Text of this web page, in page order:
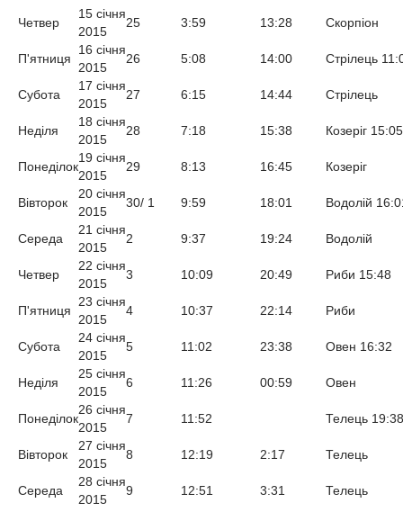
Четвер
15 січня
2015
25 3:59 13:28 Скорпіон
П'ятниця
16 січня
2015
26 5:08 14:00 Стрілець
Субота
17 січня
2015
27 6:15 14:44 Стрілець
Неділя
18 січня
2015
28 7:18 15:38 Козеріг 15:05
Понеділок
19 січня
2015
29 8:13 16:45 Козеріг
Вівторок
20 січня
2015
30/ 1 9:59 18:01 Водолій
Середа
21 січня
2015
2 9:37 19:24 Водолій
Четвер
22 січня
2015
3 10:09 20:49 Риби 15:48
П'ятниця
23 січня
2015
4 10:37 22:14 Риби
Субота
24 січня
2015
5 11:02 23:38 Овен 16:32
Неділя
25 січня
2015
6 11:26 00:59 Овен
Понеділок
26 січня
2015
7 11:52 Телець 19:38
Вівторок
27 січня
2015
8 12:19 2:17 Телець
Середа
28 січня
2015
9 12:51 3:31
Телець